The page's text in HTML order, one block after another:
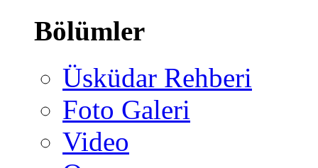
Bölümler
Üsküdar Rehberi
Foto Galeri
Video